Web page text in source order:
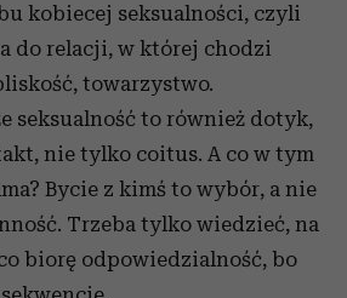
kobiecej seksualności, czyli
do relacji, w której chodzi
towarzystwo.
seksualność to również dotyk,
nie tylko coitus. A co w tym
Bycie z kimś to wybór, a nie
Trzeba tylko wiedzieć, na
biorę odpowiedzialność, bo